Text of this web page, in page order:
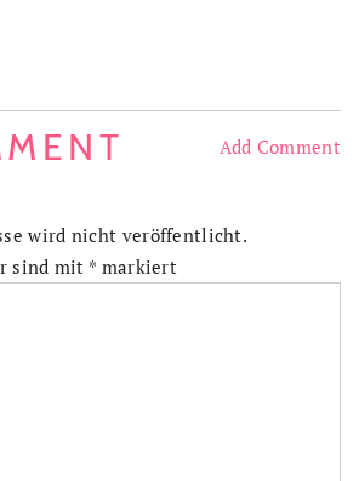
Add Comment
wird nicht veröffentlicht.
sind mit * markiert